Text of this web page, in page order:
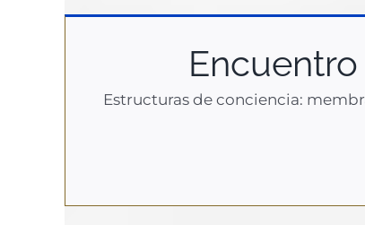
Estructuras de conciencia: